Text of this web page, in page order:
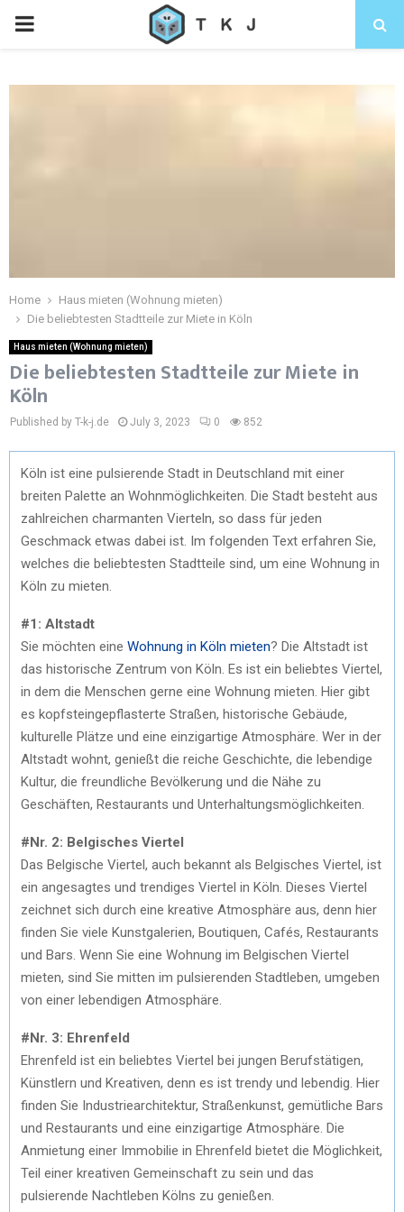
Home
Haus mieten (Wohnung mieten)
Die beliebtesten Stadtteile zur Miete in Köln
Haus mieten (Wohnung mieten)
Die beliebtesten Stadtteile zur Miete in
Köln
Published by T-k-j.de July 3, 2023 0 852
Köln ist eine pulsierende Stadt in Deutschland mit einer
breiten Palette an Wohnmöglichkeiten. Die Stadt besteht aus
zahlreichen charmanten Vierteln, so dass für jeden
Geschmack etwas dabei ist. Im folgenden Text erfahren Sie,
welches die beliebtesten Stadtteile sind, um eine Wohnung in
Köln zu mieten.
#1: Altstadt
Sie möchten eine Wohnung in Köln mieten? Die Altstadt ist
das historische Zentrum von Köln. Es ist ein beliebtes Viertel,
in dem die Menschen gerne eine Wohnung mieten. Hier gibt
es kopfsteingepflasterte Straßen, historische Gebäude,
kulturelle Plätze und eine einzigartige Atmosphäre. Wer in der
Altstadt wohnt, genießt die reiche Geschichte, die lebendige
Kultur, die freundliche Bevölkerung und die Nähe zu
Geschäften, Restaurants und Unterhaltungsmöglichkeiten.
#Nr. 2: Belgisches Viertel
Das Belgische Viertel, auch bekannt als Belgisches Viertel, ist
ein angesagtes und trendiges Viertel in Köln. Dieses Viertel
zeichnet sich durch eine kreative Atmosphäre aus, denn hier
finden Sie viele Kunstgalerien, Boutiquen, Cafés, Restaurants
und Bars. Wenn Sie eine Wohnung im Belgischen Viertel
mieten, sind Sie mitten im pulsierenden Stadtleben, umgeben
von einer lebendigen Atmosphäre.
#Nr. 3: Ehrenfeld
Ehrenfeld ist ein beliebtes Viertel bei jungen Berufstätigen,
Künstlern und Kreativen, denn es ist trendy und lebendig. Hier
finden Sie Industriearchitektur, Straßenkunst, gemütliche Bars
und Restaurants und eine einzigartige Atmosphäre. Die
Anmietung einer Immobilie in Ehrenfeld bietet die Möglichkeit,
Teil einer kreativen Gemeinschaft zu sein und das
pulsierende Nachtleben Kölns zu genießen.